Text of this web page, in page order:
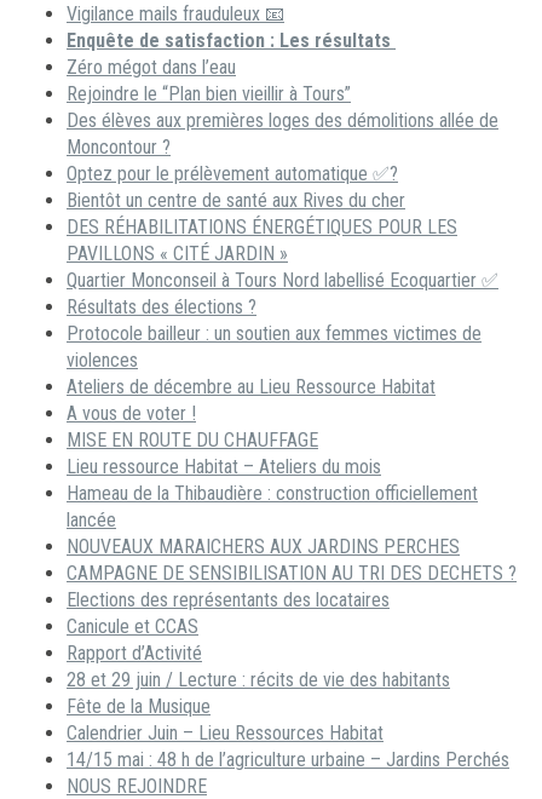
Vigilance mails frauduleux 📧
Enquête de satisfaction : Les résultats
Zéro mégot dans l’eau
Rejoindre le “Plan bien vieillir à Tours”
Des élèves aux premières loges des démolitions allée de
Moncontour ?
Optez pour le prélèvement automatique ✅?
Bientôt un centre de santé aux Rives du cher
DES RÉHABILITATIONS ÉNERGÉTIQUES POUR LES
PAVILLONS « CITÉ JARDIN »
Quartier Monconseil à Tours Nord labellisé Ecoquartier ✅
Résultats des élections ?
Protocole bailleur : un soutien aux femmes victimes de
violences
Ateliers de décembre au Lieu Ressource Habitat
A vous de voter !
MISE EN ROUTE DU CHAUFFAGE
Lieu ressource Habitat – Ateliers du mois
Hameau de la Thibaudière : construction officiellement
lancée
NOUVEAUX MARAICHERS AUX JARDINS PERCHES
CAMPAGNE DE SENSIBILISATION AU TRI DES DECHETS ?
Elections des représentants des locataires
Canicule et CCAS
Rapport d’Activité
28 et 29 juin / Lecture : récits de vie des habitants
Fête de la Musique
Calendrier Juin – Lieu Ressources Habitat
14/15 mai : 48 h de l’agriculture urbaine – Jardins Perchés
NOUS REJOINDRE